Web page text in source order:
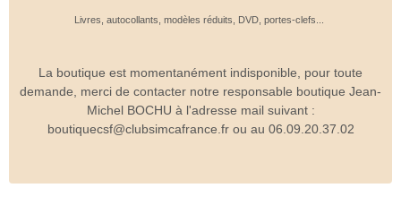
Livres, autocollants, modèles réduits, DVD, portes-clefs...
La boutique est momentanément indisponible, pour toute
demande, merci de contacter notre responsable boutique Jean-
Michel BOCHU à l'adresse mail suivant :
boutiquecsf@clubsimcafrance.fr ou au 06.09.20.37.02